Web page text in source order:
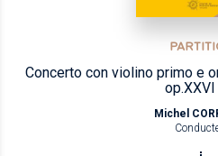
Concerto con violino primo e
op.XXVI
Michel